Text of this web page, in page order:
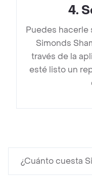
4.
Puedes
Simonds
través de la
esté listo un
¿Cuánto cuesta